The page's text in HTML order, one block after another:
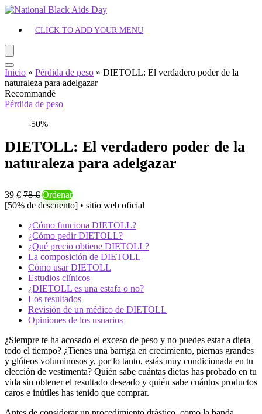
CLICK TO ADD YOUR MENU
Inicio » Pérdida de peso » DIETOLL: El verdadero poder de la
naturaleza para adelgazar
Recommandé
Pérdida de peso
-50%
DIETOLL: El verdadero poder de la
naturaleza para adelgazar
39 € 78 € Ordenar
[50% de descuento] • sitio web oficial
¿Cómo funciona DIETOLL?
¿Cómo pedir DIETOLL?
¿Qué precio obtiene DIETOLL?
La composición de DIETOLL
Cómo usar DIETOLL
Estudios clínicos
¿DIETOLL es una estafa o no?
Los resultados
Revisión de un médico de DIETOLL
Opiniones de los usuarios
¿Siempre te ha acosado el exceso de peso y no puedes estar a dieta
todo el tiempo? ¿Tienes una barriga en crecimiento, piernas grandes
y glúteos voluminosos y, por lo tanto, estás muy condicionada en tu
elección de vestimenta? Quién sabe cuántas dietas has probado en tu
vida sin obtener el resultado deseado y quién sabe cuántos productos
caros e inútiles has tenido que comprar.